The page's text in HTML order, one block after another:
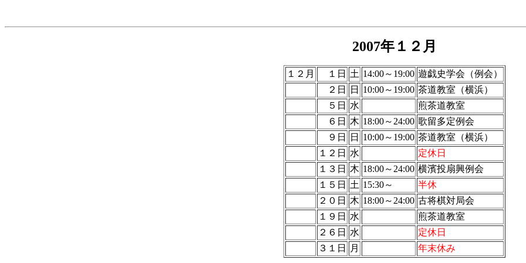
2007年１２月
１２月 １日 土 14:00～19:00 遊戯史学会（例会）
２日
日 10:00～19:00 茶道教室（横浜）
５日
水
煎茶道教室
６日
木 18:00～24:00 歌留多定例会
９日
日 10:00～19:00 茶道教室（横浜）
１２日
水
定休日
１３日
木 18:00～24:00 横濱投扇興例会
１５日
土 15:30～
半休
２０日
木 18:00～24:00 古将棋対局会
１９日
水
煎茶道教室
２６日
水
定休日
３１日
月 年末休み